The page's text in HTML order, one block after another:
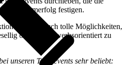
den Teamerfolg festigen.
bieten euch tolle Möglichkeiten,
oder wettbewerbsorientiert zu
unseren Teamevents sehr beliebt: